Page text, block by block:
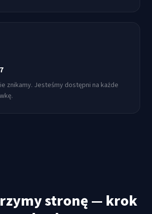
znikamy. Jesteśmy dostępni na każde
stronę — krok